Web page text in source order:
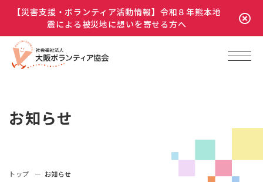
【災害支援・ボランティア活動情報】令和８年熊本地
震による被災地に想いを寄せる方へ
お知らせ
トップ お知らせ